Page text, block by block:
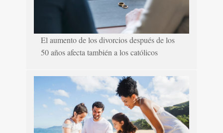
El aumento de los divorcios después de los
50 años afecta también a los católicos